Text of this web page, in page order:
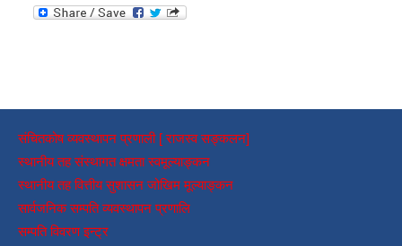
संचितकोष व्यवस्थापन प्रणाली [ राजस्व सङ्कलन]
स्थानीय तह संस्थागत क्षमता स्वमूल्याङ्कन
स्थानीय तह वित्तीय सुशासन जोखिम मूल्याङ्कन
सार्वजनिक सम्पति व्यवस्थापन प्रणालि
सम्पति विवरण इन्ट्र